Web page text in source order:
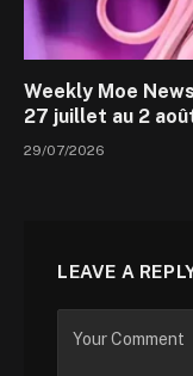
Weekly Moe
27 juillet au 2
29/07/2026
LEAVE A